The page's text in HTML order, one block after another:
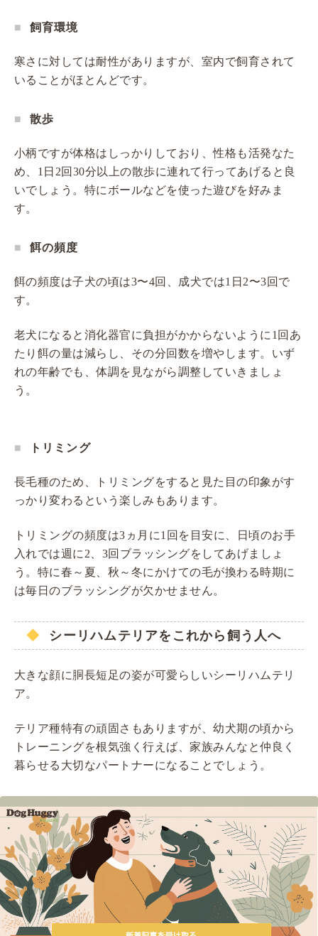
飼育環境
寒さに対しては耐性がありますが、室内で飼育されて
いることがほとんどです。
散歩
小柄ですが体格はしっかりしており、性格も活発なた
め、1日2回30分以上の散歩に連れて行ってあげると良
いでしょう。特にボールなどを使った遊びを好みま
す。
餌の頻度
餌の頻度は子犬の頃は3〜4回、成犬では1日2〜3回で
す。
老犬になると消化器官に負担がかからないように1回あ
たり餌の量は減らし、その分回数を増やします。いず
れの年齢でも、体調を見ながら調整していきましょ
う。
トリミング
長毛種のため、トリミングをすると見た目の印象がす
っかり変わるという楽しみもあります。
トリミングの頻度は3ヵ月に1回を目安に、日頃のお手
入れでは週に2、3回ブラッシングをしてあげましょ
う。特に春～夏、秋～冬にかけての毛が換わる時期に
は毎日のブラッシングが欠かせません。
シーリハムテリアをこれから飼う人へ
大きな顔に胴長短足の姿が可愛らしいシーリハムテリ
ア。
テリア種特有の頑固さもありますが、幼犬期の頃から
トレーニングを根気強く行えば、家族みんなと仲良く
暮らせる大切なパートナーになることでしょう。